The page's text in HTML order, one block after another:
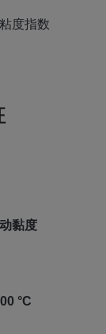
度指数
黏度
°C